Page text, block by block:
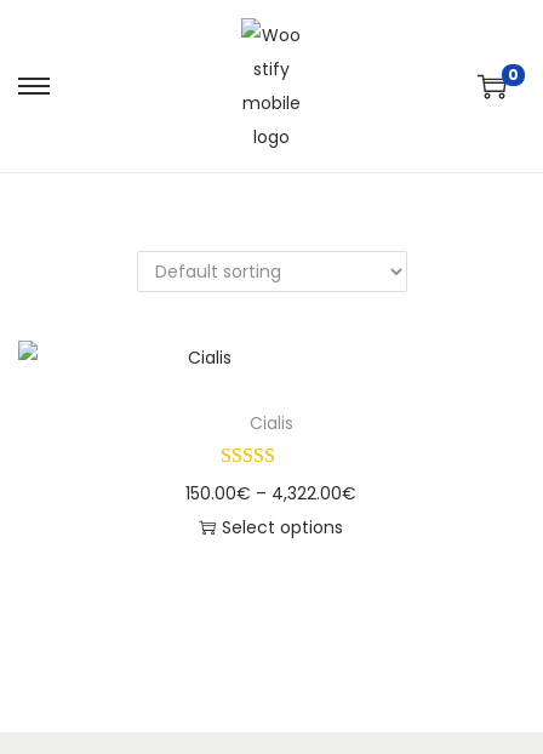
0
Cialis
150.00€ – 4,322.00€
Select options